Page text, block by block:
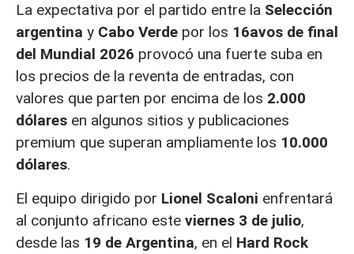
La expectativa por el partido entre la Selección
argentina y Cabo Verde por los 16avos de final
del Mundial 2026 provocó una fuerte suba en
los precios de la reventa de entradas, con
valores que parten por encima de los 2.000
dólares en algunos sitios y publicaciones
premium que superan ampliamente los 10.000
dólares.
El equipo dirigido por Lionel Scaloni enfrentará
al conjunto africano este viernes 3 de julio,
desde las 19 de Argentina, en el Hard Rock